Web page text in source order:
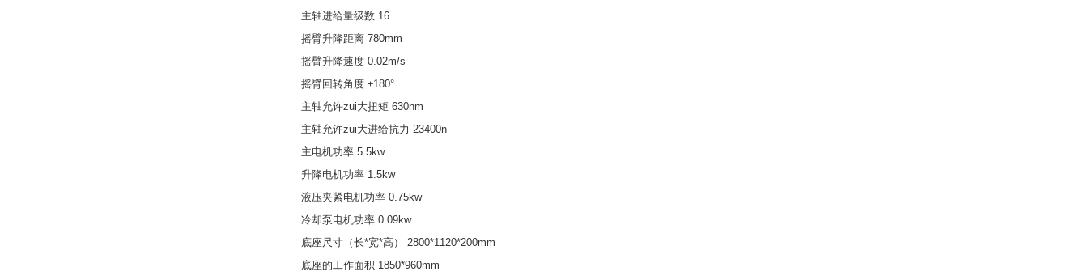
主轴进给量级数 16
摇臂升降距离 780mm
摇臂升降速度 0.02m/s
摇臂回转角度 ±180°
主轴允许zui大扭矩 630nm
主轴允许zui大进给抗力 23400n
主电机功率 5.5kw
升降电机功率 1.5kw
液压夹紧电机功率 0.75kw
冷却泵电机功率 0.09kw
底座尺寸（长*宽*高） 2800*1120*200mm
底座的工作面积 1850*960mm